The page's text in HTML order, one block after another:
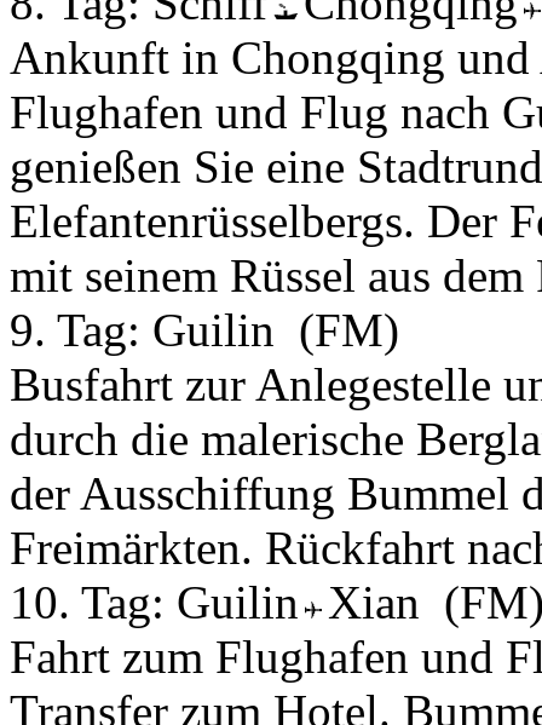
Ankunft in Chongqing und
Flughafen und Flug nach
genießen Sie eine
Elefantenrüsselbergs. Der
mit seinem Rüssel aus
9. Tag: Guilin (FM)
Busfahrt zur Anlegestelle
durch die malerische
der Ausschiffung Bummel
Freimärkten. Rückfahrt
10. Tag: Guilin Xian
Fahrt zum Flughafen und
Transfer zum Hotel.